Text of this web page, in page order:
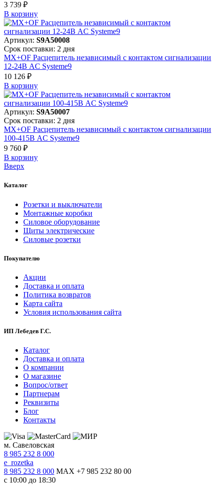
3 739 ₽
В корзинy
Артикул: S9A50008
Срок поставки: 2 дня
MX+OF Расцепитель независимый с контактом сигнализации
12-24В AC Systeme9
10 126 ₽
В корзинy
Артикул: S9A50007
Срок поставки: 2 дня
MX+OF Расцепитель независимый с контактом сигнализации
100-415В AC Systeme9
9 760 ₽
В корзинy
Вверх
Каталог
Розетки и выключатели
Монтажные коробки
Силовое оборудование
Щиты электрические
Силовые розетки
Покупателю
Акции
Доставка и оплата
Политика возвратов
Карта сайта
Условия использования сайта
ИП Лебедев Г.С.
Каталог
Доставка и оплата
О компании
О магазине
Вопрос/ответ
Партнерам
Реквизиты
Блог
Контакты
м. Савеловская
8 985 232 8 000
e_rozetka
8 985 232 8 000 MAX +7 985 232 80 00
с 10:00 до 18:30